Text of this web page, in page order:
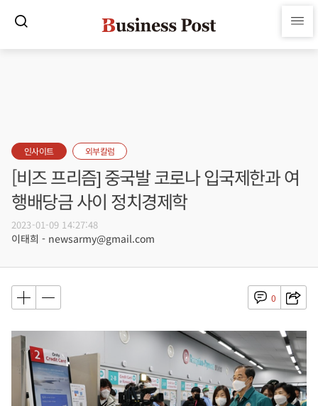
인사이트 외부칼럼
[비즈 프리즘] 중국발 코로나 입국제한과 여
행배당금 사이 정치경제학
2023-01-09 14:27:48
이태희 - newsarmy@gmail.com
0